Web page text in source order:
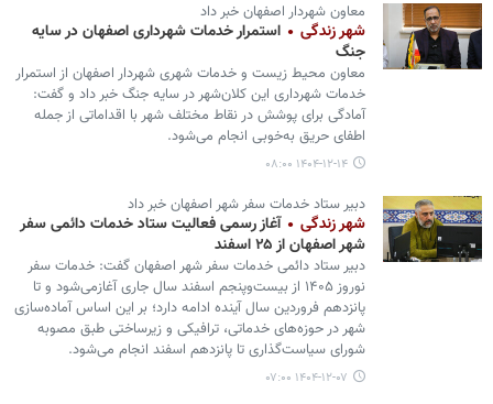
معاون شهردار اصفهان خبر داد
شهر زندگی
استمرار خدمات شهرداری اصفهان در سایه
جنگ
معاون محیط زیست و خدمات شهری شهردار اصفهان از استمرار
خدمات شهرداری این کلان‌شهر در سایه جنگ خبر داد و گفت:
آمادگی برای پوشش در نقاط مختلف شهر با اقداماتی از جمله
اطفای حریق به‌خوبی انجام می‌شود.
۱۴۰۴-۱۲-۱۴ ۰۸:۰۰
دبیر ستاد خدمات سفر شهر اصفهان خبر داد
شهر زندگی
آغاز رسمی فعالیت ستاد خدمات دائمی سفر
شهر اصفهان از ۲۵ اسفند
دبیر ستاد دائمی خدمات سفر شهر اصفهان گفت: خدمات سفر
نوروز ۱۴۰۵ از بیست‌وپنجم اسفند سال جاری آغازمی‌شود و تا
پانزدهم فروردین سال آینده ادامه دارد؛ بر این اساس آماده‌سازی
شهر در حوزه‌های خدماتی، ترافیکی و زیرساختی طبق مصوبه
شورای سیاست‌گذاری تا پانزدهم اسفند انجام می‌شود.
۱۴۰۴-۱۲-۰۷ ۰۷:۰۰